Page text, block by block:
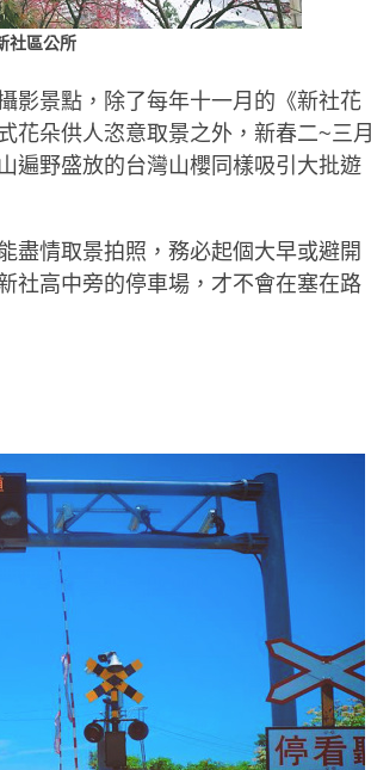
社區公所
影景點，除了每年十一月的《新社花
花朵供人恣意取景之外，新春二~三月
遍野盛放的台灣山櫻同樣吸引大批遊
盡情取景拍照，務必起個大早或避開
社高中旁的停車場，才不會在塞在路